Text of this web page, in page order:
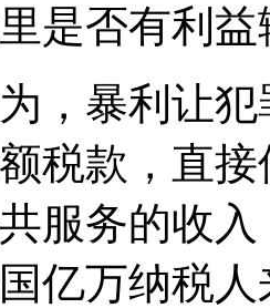
是否有利
暴利让犯
税款，直
服务的收
亿万纳税人